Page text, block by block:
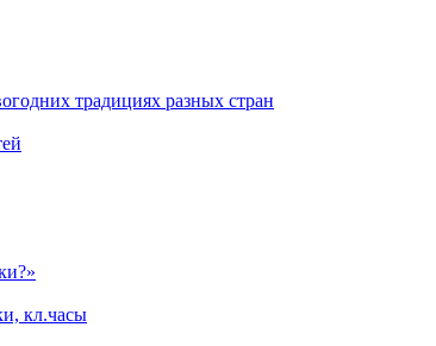
традициях разных стран
кл.часы